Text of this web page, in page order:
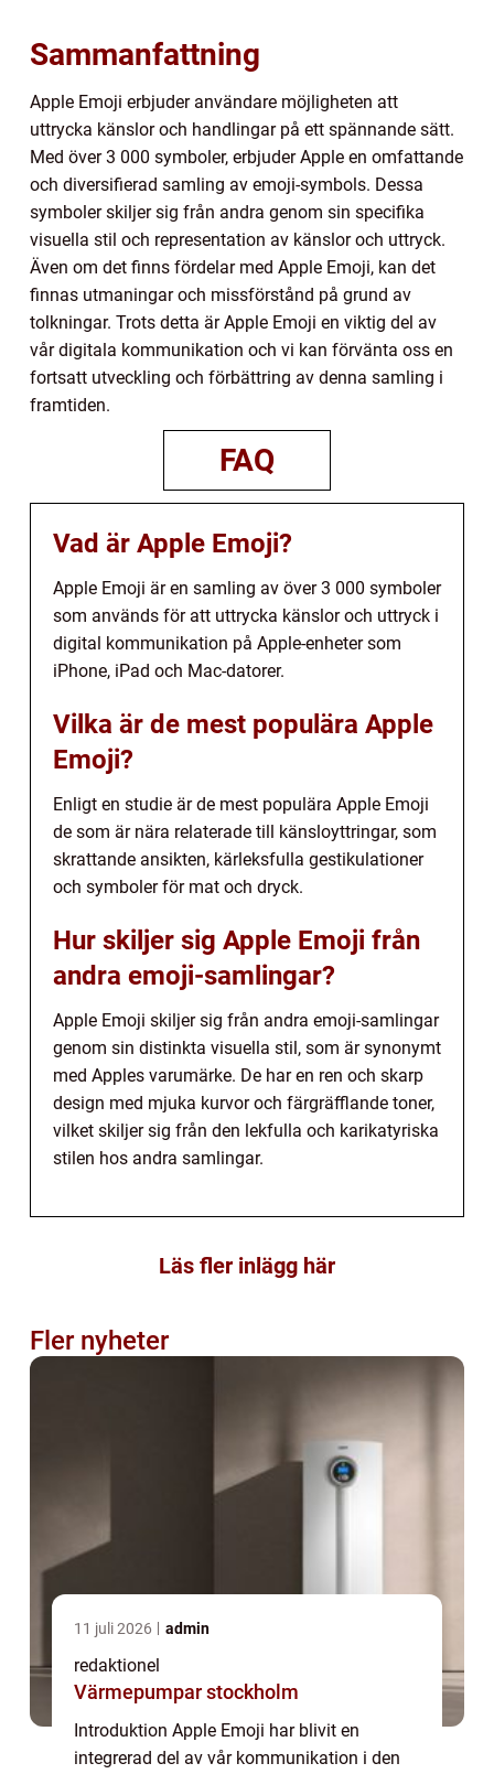
Sammanfattning
Apple Emoji erbjuder användare möjligheten att
uttrycka känslor och handlingar på ett spännande sätt.
Med över 3 000 symboler, erbjuder Apple en omfattande
och diversifierad samling av emoji-symbols. Dessa
symboler skiljer sig från andra genom sin specifika
visuella stil och representation av känslor och uttryck.
Även om det finns fördelar med Apple Emoji, kan det
finnas utmaningar och missförstånd på grund av
tolkningar. Trots detta är Apple Emoji en viktig del av
vår digitala kommunikation och vi kan förvänta oss en
fortsatt utveckling och förbättring av denna samling i
framtiden.
FAQ
Vad är Apple Emoji?
Apple Emoji är en samling av över 3 000 symboler
som används för att uttrycka känslor och uttryck i
digital kommunikation på Apple-enheter som
iPhone, iPad och Mac-datorer.
Vilka är de mest populära Apple
Emoji?
Enligt en studie är de mest populära Apple Emoji
de som är nära relaterade till känsloyttringar, som
skrattande ansikten, kärleksfulla gestikulationer
och symboler för mat och dryck.
Hur skiljer sig Apple Emoji från
andra emoji-samlingar?
Apple Emoji skiljer sig från andra emoji-samlingar
genom sin distinkta visuella stil, som är synonymt
med Apples varumärke. De har en ren och skarp
design med mjuka kurvor och färgräfflande toner,
vilket skiljer sig från den lekfulla och karikatyriska
stilen hos andra samlingar.
Läs fler inlägg här
Fler nyheter
11 juli 2026 admin
redaktionel
Värmepumpar stockholm
Introduktion Apple Emoji har blivit en
integrerad del av vår kommunikation i den